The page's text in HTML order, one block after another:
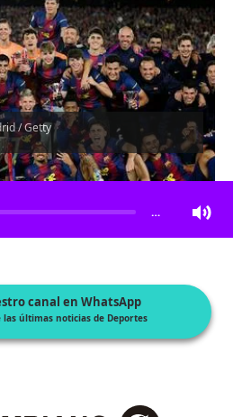
/ Getty
el artículo
…
canal en WhatsApp
las últimas noticias de Deportes